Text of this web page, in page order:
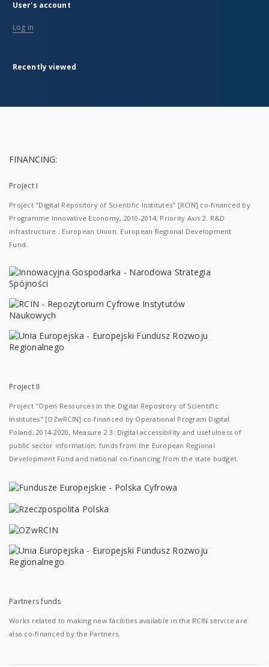
User's account
Log in
Recently viewed
FINANCING:
Project I
Project "Digital Repository of Scientific Institutes" [RCIN] co-financed by
Programme Innovative Economy, 2010-2014, Priority Axis 2. R&D
infrastructure ; European Union. European Regional Development
Fund.
Project II
Project "Open Resources in the Digital Repository of Scientific
Institutes" [OZwRCIN] co-financed by Operational Program Digital
Poland, 2014-2020, Measure 2.3: Digital accessibility and usefulness of
public sector information; funds from the European Regional
Development Fund and national co-financing from the state budget.
Partners funds
Works related to making new facilities available in the RCIN service are
also co-financed by the Partners.